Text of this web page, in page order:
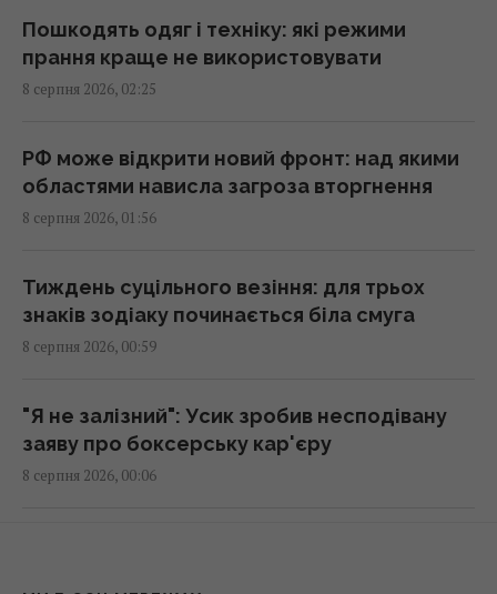
Бджоли орієнтуються не лише за сонцем і
запахом: у них знайшли ще один "компас"
Росія платитиме Україні по $20 млрд на рік:
економіст оцінив реальний механізм
04:37 субота, 08 серпня 2026
Покоління 1960–1980-х бачить, як молодь
04:22 субота, 08 серпня 2026
Чи справді родзинки такі корисні, як усі
Пошкодять одяг і техніку: які режими
прання краще не використовувати
8 серпня 2026, 02:25
РФ може відкрити новий фронт: над якими
областями нависла загроза вторгнення
8 серпня 2026, 01:56
Тиждень суцільного везіння: для трьох
знаків зодіаку починається біла смуга
8 серпня 2026, 00:59
"Я не залізний": Усик зробив несподівану
заяву про боксерську кар'єру
8 серпня 2026, 00:06